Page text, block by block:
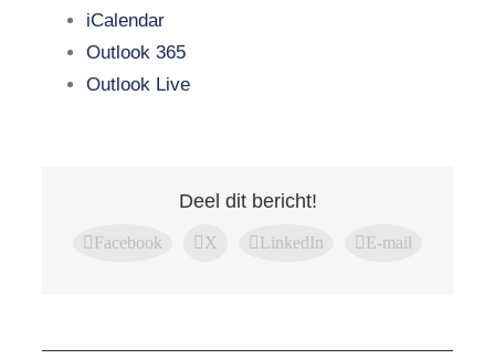
iCalendar
Outlook 365
Outlook Live
Deel dit bericht!
Facebook X LinkedIn E-mail